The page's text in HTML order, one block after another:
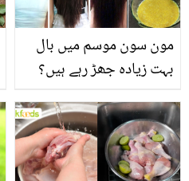
مون سون موسم میں بال
بہت زیادہ جھڑ رہے ہیں؟
بنانے کے چند قدرتی طریقے